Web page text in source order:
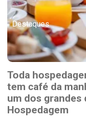
Destaques
Toda
tem café da
um dos grandes
Hospedagem